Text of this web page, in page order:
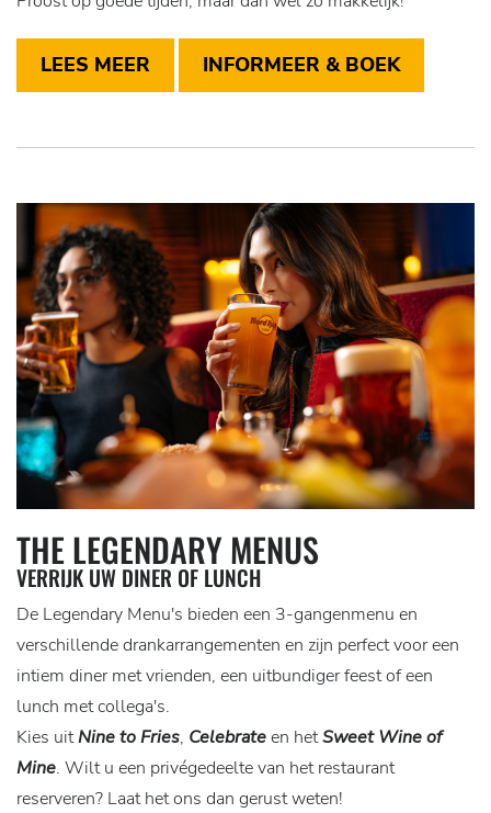
LEES MEER INFORMEER & BOEK
THE LEGENDARY MENUS
VERRIJK UW DINER OF LUNCH
De Legendary Menu's bieden een 3-gangenmenu en
verschillende drankarrangementen en zijn perfect voor een
intiem diner met vrienden, een uitbundiger feest of een
lunch met collega's.
Kies uitNine to Fries, Celebrateen hetSweet Wine of
Mine. Wilt u een privégedeelte van het restaurant
reserveren? Laat het ons dan gerust weten!